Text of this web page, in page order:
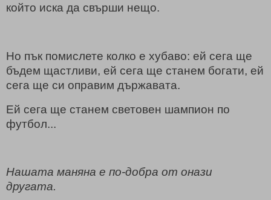
който иска да свърши нещо.
Но пък помислете колко е хубаво: ей сега ще
бъдем щастливи, ей сега ще станем богати, ей
сега ще си оправим държавата.
Ей сега ще станем световен шампион по
футбол...
Нашата маняна е по-добра от онази
другата.